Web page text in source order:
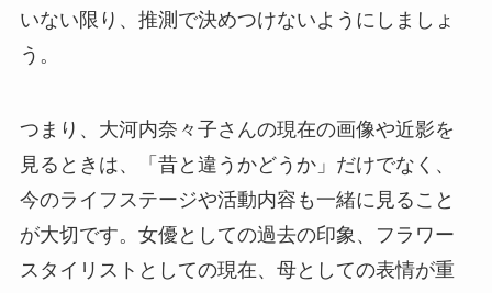
いない限り、推測で決めつけないようにしましょ
う。
つまり、大河内奈々子さんの現在の画像や近影を
見るときは、「昔と違うかどうか」だけでなく、
今のライフステージや活動内容も一緒に見ること
が大切です。女優としての過去の印象、フラワー
スタイリストとしての現在、母としての表情が重